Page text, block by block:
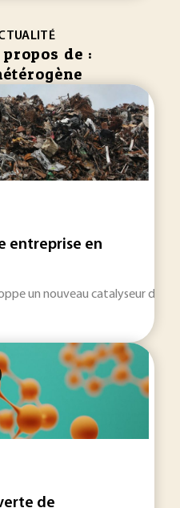
de :
entreprise en
un nouveau catalyseur de
de